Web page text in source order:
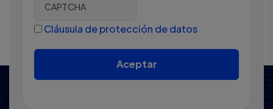
Cláusula de protección de datos
Aceptar